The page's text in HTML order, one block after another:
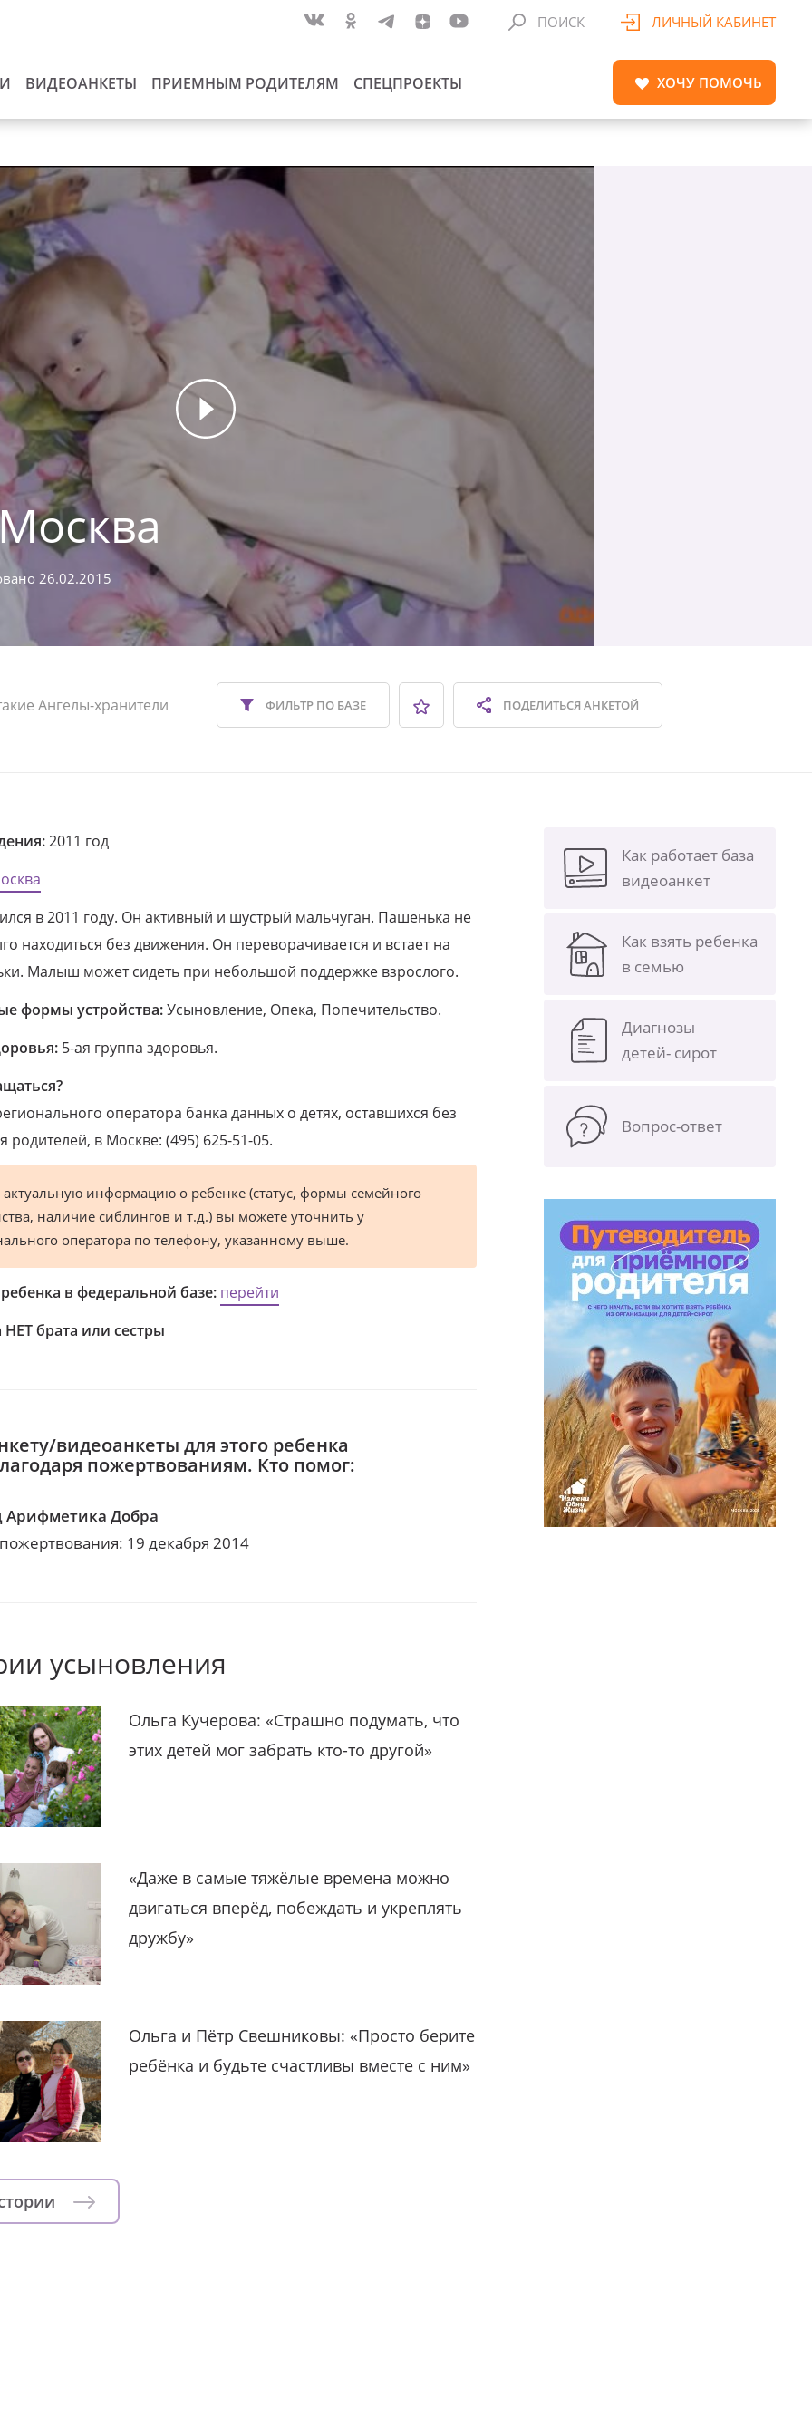
ВИДЕОАНКЕТЫ ПРИЕМНЫМ РОДИТЕЛЯМ СПЕЦПРОЕКТЫ
ПОИСК ЛИЧНЫЙ КАБИНЕТ
ХОЧУ ПОМОЧЬ
26.02.2015
Ангелы-хранители ПОДЕЛИТЬСЯАНКЕТОЙ
ФИЛЬТР ПО БАЗЕ
2011 год
в 2011 году. Он активный и шустрый мальчуган. Пашенька не
находиться без движения. Он переворачивается и встает на
Малыш может сидеть при небольшой поддержке взрослого.
формы устройства:Усыновление, Опека, Попечительство.
5-ая группа здоровья.
оператора банка данных о детях, оставшихся без
родителей, в Москве: (495) 625-51-05.
информацию о ребенке (статус, формы семейного
наличие сиблингов и т.д.) вы можете уточнить у
оператора по телефону, указанному выше.
в федеральной базе: перейти
НЕТ брата или сестры
видеоанкеты для этого ребенка
пожертвованиям. Кто помог:
Арифметика Добра
19 декабря 2014
усыновления
Ольга Кучерова: «Страшно подумать, что
этих детей мог забрать кто-то другой»
«Даже в самые тяжёлые времена можно
двигаться вперёд, побеждать и укреплять
дружбу»
Ольга и Пётр Свешниковы: «Просто берите
ребёнка и будьте счастливы вместе с ним»
Как работает база
видеоанкет
Как взять ребенка
в семью
Диагнозы
детей- сирот
Вопрос-ответ